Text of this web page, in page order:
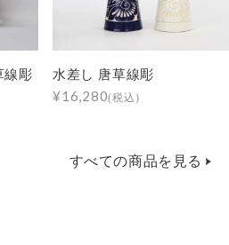
線彫
水差し 唐草線彫
¥16,280(税込)
すべての商品を見る